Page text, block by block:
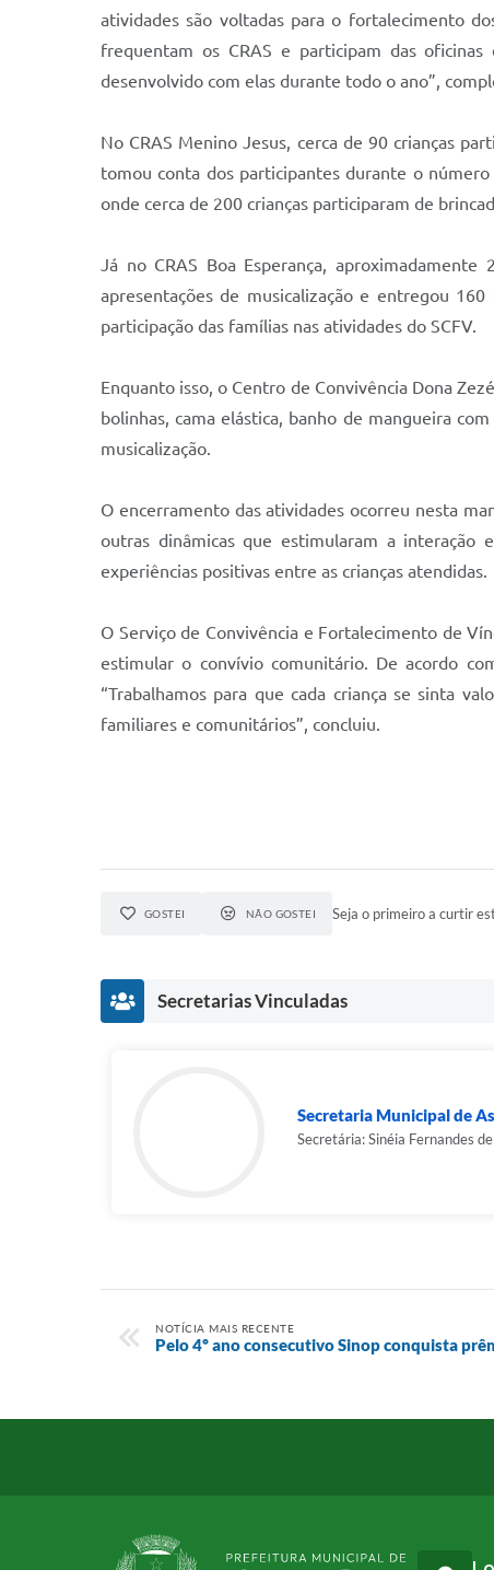
atividades são voltadas para o fortalecimento
frequentam os CRAS e participam das
desenvolvido com elas durante todo o ano”,
No CRAS Menino Jesus, cerca de 90 crianças
tomou conta dos participantes durante o
onde cerca de 200 crianças participaram de
Já no CRAS Boa Esperança,
apresentações de musicalização e entregou
participação das famílias nas atividades do SCFV.
Enquanto isso, o Centro de Convivência Dona
bolinhas, cama elástica, banho de mangueira
musicalização.
O encerramento das atividades ocorreu nesta
outras dinâmicas que estimularam a
experiências positivas entre as crianças atendidas.
O Serviço de Convivência e Fortalecimento de
estimular o convívio comunitário. De acordo
“Trabalhamos para que cada criança se sinta
familiares e comunitários”, concluiu.
GOSTEI NÃO GOSTEI Seja o primeiro a curtir
Secretarias Vinculadas
Secretaria Municipal de
Secretária: Sinéia Fernandes
NOTÍCIA MAIS RECENTE
Pelo 4º ano consecutivo Sinop conquista